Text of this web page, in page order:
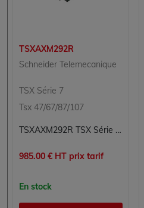
TSXAXM292R
Schneider Telemecanique
TSX Série 7
Tsx 47/67/87/107
TSXAXM292R TSX Série 7 Schneider Telemecanique
985.00 € HT prix tarif
En stock